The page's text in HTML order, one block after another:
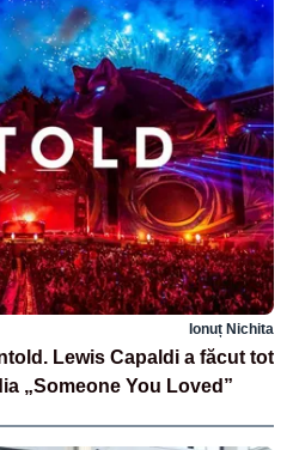
Ionuț Nichita
Lewis Capaldi a făcut tot
„Someone You Loved”